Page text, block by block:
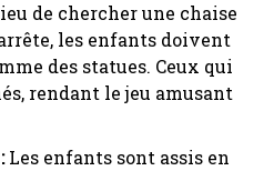
de chercher une chaise
les enfants doivent
des statues. Ceux qui
rendant le jeu amusant
Les enfants sont assis en